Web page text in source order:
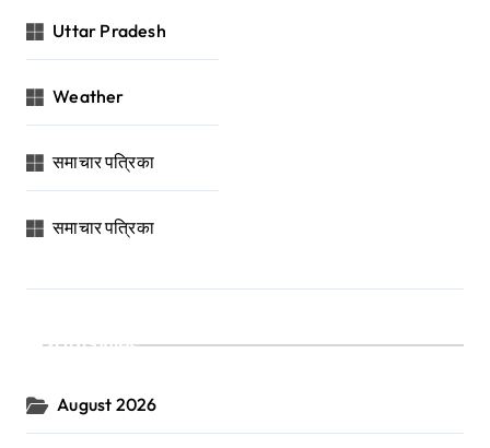
Uttar Pradesh
Weather
समाचार पत्रिका
समाचार पत्रिका
Archives
August 2026